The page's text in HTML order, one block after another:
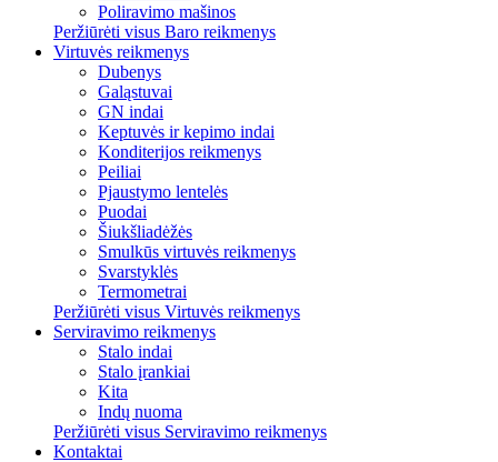
Poliravimo mašinos
Peržiūrėti visus Baro reikmenys
Virtuvės reikmenys
Dubenys
Galąstuvai
GN indai
Keptuvės ir kepimo indai
Konditerijos reikmenys
Peiliai
Pjaustymo lentelės
Puodai
Šiukšliadėžės
Smulkūs virtuvės reikmenys
Svarstyklės
Termometrai
Peržiūrėti visus Virtuvės reikmenys
Serviravimo reikmenys
Stalo indai
Stalo įrankiai
Kita
Indų nuoma
Peržiūrėti visus Serviravimo reikmenys
Kontaktai